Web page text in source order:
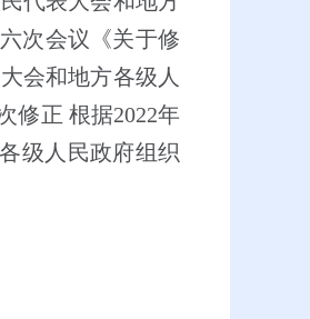
次会议《关于修
会和地方各级人
修正 根据2022年
级人民政府组织